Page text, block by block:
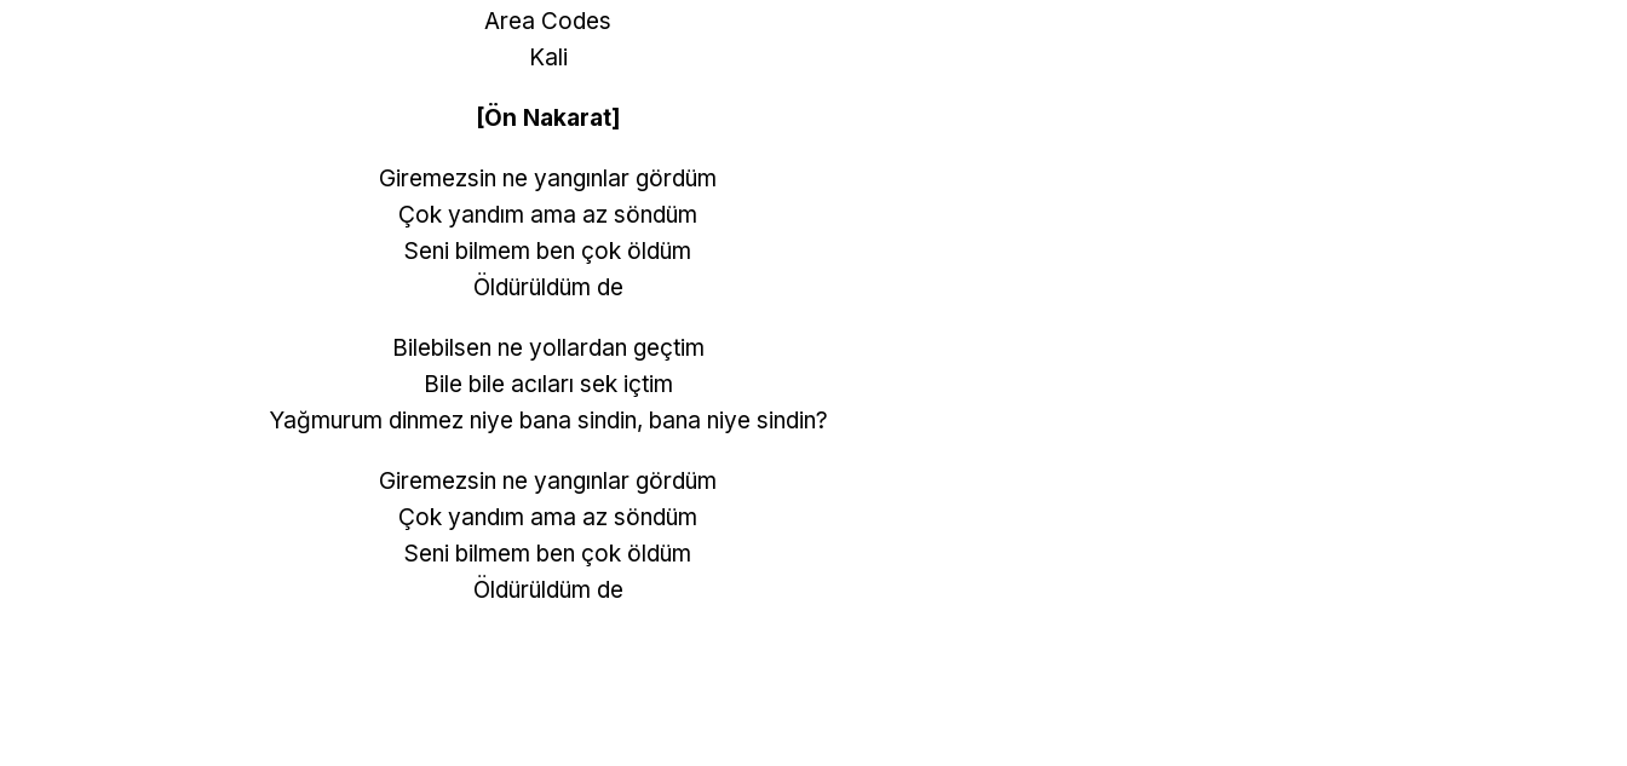
Area Codes
Kali
[Ön Nakarat]
Giremezsin ne yangınlar gördüm
Çok yandım ama az söndüm
Seni bilmem ben çok öldüm
Öldürüldüm de
Bilebilsen ne yollardan geçtim
Bile bile acıları sek içtim
Yağmurum dinmez niye bana sindin, bana niye sindin?
Giremezsin ne yangınlar gördüm
Çok yandım ama az söndüm
Seni bilmem ben çok öldüm
Öldürüldüm de